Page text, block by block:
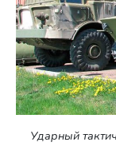
Ударный